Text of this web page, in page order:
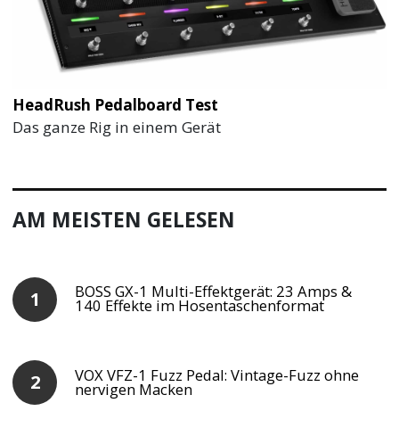
HeadRush Pedalboard Test
Das ganze Rig in einem Gerät
AM MEISTEN GELESEN
BOSS GX-1 Multi-Effektgerät: 23 Amps &
140 Effekte im Hosentaschenformat
VOX VFZ-1 Fuzz Pedal: Vintage-Fuzz ohne
nervigen Macken